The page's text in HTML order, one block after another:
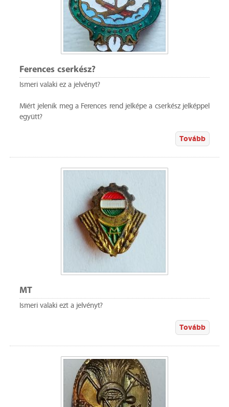
Ferences cserkész?
Ismeri valaki ez a jelvényt?
Miért jelenik meg a Ferences rend jelképe a cserkész jelképpel
együtt?
Tovább
MT
Ismeri valaki ezt a jelvényt?
Tovább